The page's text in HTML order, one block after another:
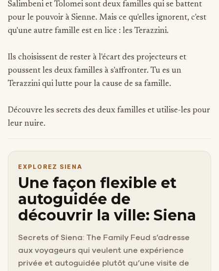
Salimbeni et Tolomei sont deux familles qui se battent
pour le pouvoir à Sienne. Mais ce qu'elles ignorent, c'est
qu'une autre famille est en lice : les Terazzini.
Ils choisissent de rester à l'écart des projecteurs et
poussent les deux familles à s'affronter. Tu es un
Terazzini qui lutte pour la cause de sa famille.
Découvre les secrets des deux familles et utilise-les pour
leur nuire.
EXPLOREZ SIENA
Une façon flexible et
autoguidée de
découvrir la ville: Siena
Secrets of Siena: The Family Feud s’adresse
aux voyageurs qui veulent une expérience
privée et autoguidée plutôt qu’une visite de